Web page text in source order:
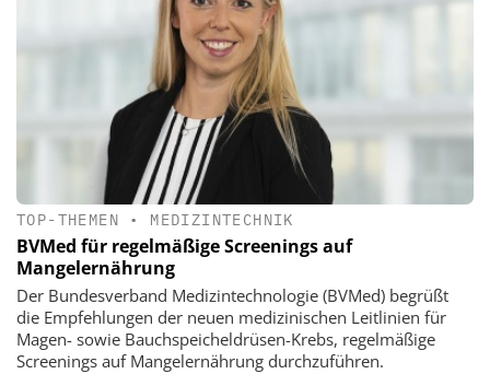
TOP-THEMEN • MEDIZINTECHNIK
BVMed für regelmäßige Screenings auf
Mangelernährung
Der Bundesverband Medizintechnologie (BVMed) begrüßt
die Empfehlungen der neuen medizinischen Leitlinien für
Magen- sowie Bauchspeicheldrüsen-Krebs, regelmäßige
Screenings auf Mangelernährung durchzuführen.